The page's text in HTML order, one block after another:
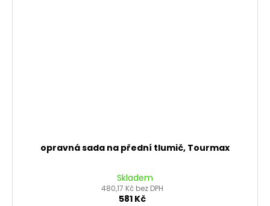
opravná sada na přední tlumič, Tourmax
Skladem
480,17 Kč bez DPH
581 Kč